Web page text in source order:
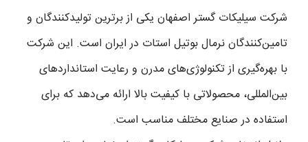
شرکت سیلیکات گستر اصفهان یکی از برترین تولیدکنندگان و
تامین‌کنندگان نرمال بوتیل استات در ایران است. این شرکت
با بهره‌گیری از تکنولوژی‌های مدرن و رعایت استانداردهای
بین‌المللی، محصولاتی با کیفیت بالا ارائه می‌دهد که برای
استفاده در صنایع مختلف مناسب است.